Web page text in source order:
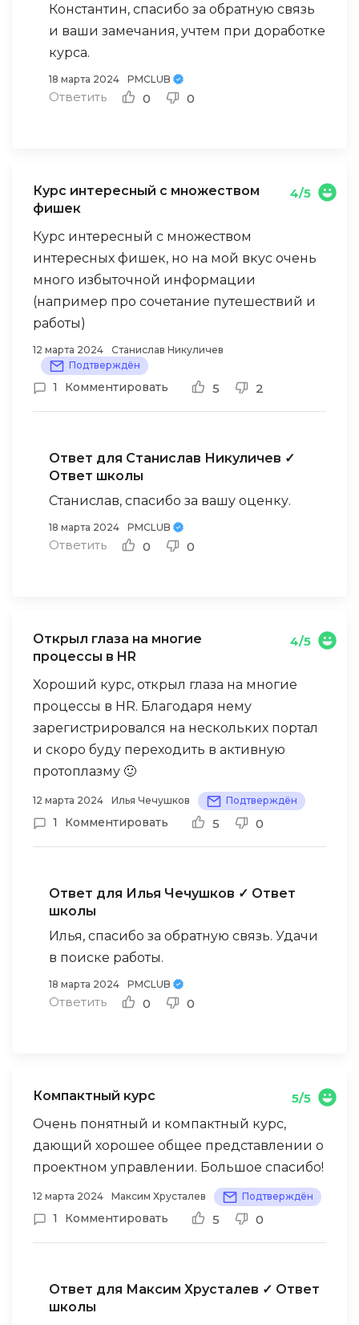
Константин, спасибо за обратную связь
и ваши замечания, учтем при доработке
курса.
18 марта 2024 PMCLUB
Ответить 0 0
Курс интересный с множеством
фишек
4/5
Курс интересный с множеством
интересных фишек, но на мой вкус очень
много избыточной информации
(например про сочетание путешествий и
работы)
12 марта 2024
Станислав Никуличев
Подтверждён
1 Комментировать 5 2
Ответ для Станислав Никуличев ✓
Ответ школы
Станислав, спасибо за вашу оценку.
18 марта 2024 PMCLUB
Ответить 0 0
Открыл глаза на многие
процессы в HR
4/5
Хороший курс, открыл глаза на многие
процессы в HR. Благодаря нему
зарегистрировался на нескольких портал
и скоро буду переходить в активную
протоплазму 🙂
12 марта 2024 Илья Чечушков Подтверждён
1 Комментировать 5 0
Ответ для Илья Чечушков ✓ Ответ
школы
Илья, спасибо за обратную связь. Удачи
в поиске работы.
18 марта 2024 PMCLUB
Ответить 0 0
Компактный курс
5/5
Очень понятный и компактный курс,
дающий хорошее общее представлении о
проектном управлении. Большое спасибо!
12 марта 2024 Максим Хрусталев Подтверждён
1 Комментировать 5 0
Ответ для Максим Хрусталев ✓ Ответ
школы